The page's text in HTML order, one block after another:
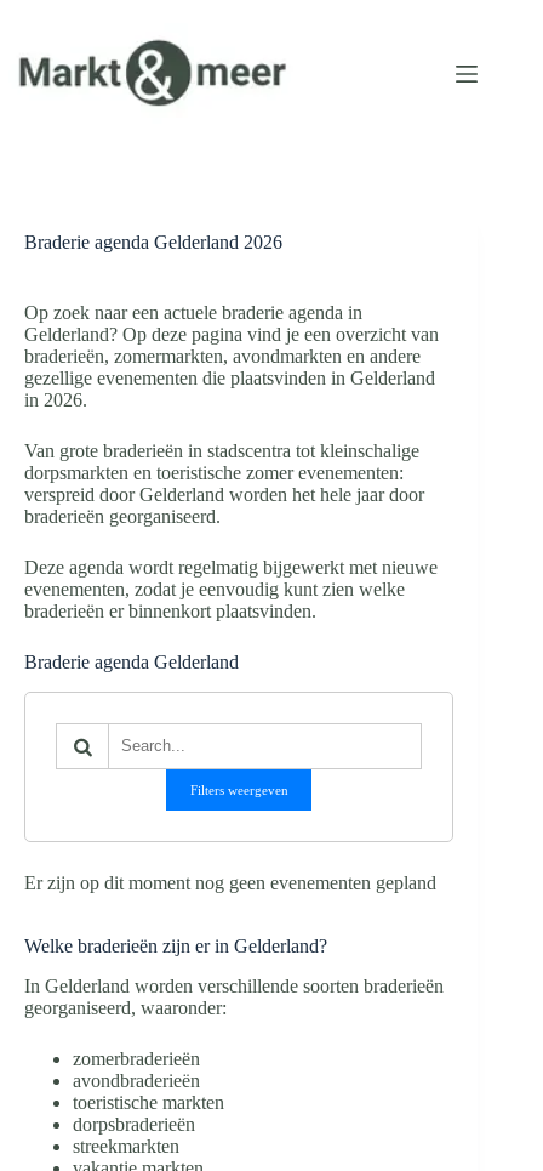
de
inhoud
Braderie agenda Gelderland 2026
Op zoek naar een actuele braderie agenda in
Gelderland? Op deze pagina vind je een overzicht van
braderieën, zomermarkten, avondmarkten en andere
gezellige evenementen die plaatsvinden in Gelderland
in 2026.
Van grote braderieën in stadscentra tot kleinschalige
dorpsmarkten en toeristische zomer evenementen:
verspreid door Gelderland worden het hele jaar door
braderieën georganiseerd.
Deze agenda wordt regelmatig bijgewerkt met nieuwe
evenementen, zodat je eenvoudig kunt zien welke
braderieën er binnenkort plaatsvinden.
Braderie agenda Gelderland
Filters weergeven
Er zijn op dit moment nog geen evenementen gepland
Welke braderieën zijn er in Gelderland?
In Gelderland worden verschillende soorten braderieën
georganiseerd, waaronder:
zomerbraderieën
avondbraderieën
toeristische markten
dorpsbraderieën
streekmarkten